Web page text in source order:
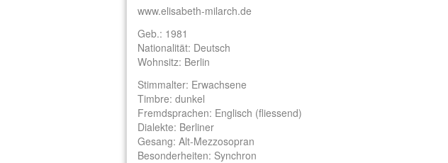
www.elisabeth-milarch.de
Geb.: 1981
Nationalität: Deutsch
Wohnsitz: Berlin
Stimmalter: Erwachsene
Timbre: dunkel
Fremdsprachen: Englisch (fliessend)
Dialekte: Berliner
Gesang: Alt-Mezzosopran
Besonderheiten: Synchron